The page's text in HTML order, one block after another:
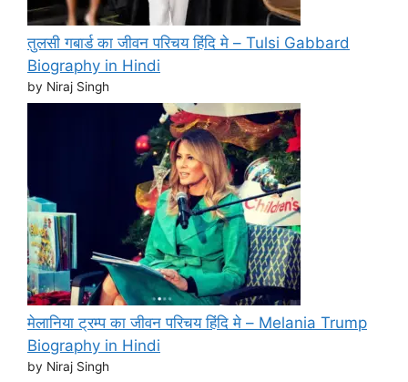
तुलसी गबार्ड का जीवन परिचय हिंदि मे – Tulsi Gabbard
Biography in Hindi
by Niraj Singh
मेलानिया ट्रम्प का जीवन परिचय हिंदि मे – Melania Trump
Biography in Hindi
by Niraj Singh